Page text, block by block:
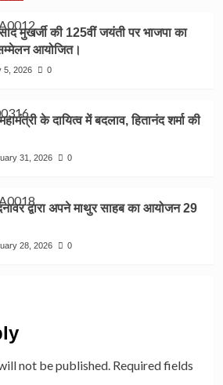
मुखर्जी की 125वीं जयंती पर भाजपा का
सम्मेलन आयोजित।
5, 2026
0
के दायित्व में बदलाव, हितानंद शर्मा की
31, 2026
0
द्वारा अपने माथुर साहब का आयोजन 29
28, 2026 0
not be published. Required fields